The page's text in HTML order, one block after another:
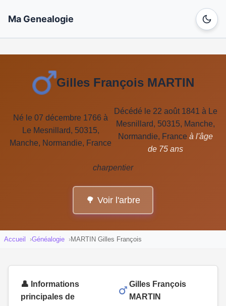
Ma Genealogie
Gilles François MARTIN
Né le 07 décembre 1766 à
Le Mesnillard, 50315,
Manche, Normandie, France
Décédé le 22 août 1841 à Le
Mesnillard, 50315, Manche,
Normandie, France à l'âge
de 75 ans
charpentier
🌳 Voir l'arbre
Accueil Généalogie MARTIN Gilles François
👤 Informations
principales de
Gilles François
MARTIN